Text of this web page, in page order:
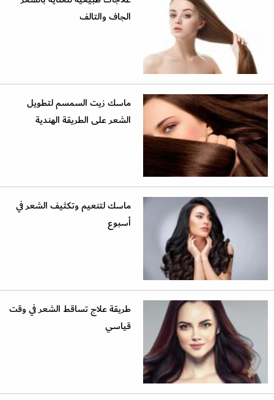
الجاف والتالف
ماسك زيت السمسم لتطويل
الشعر على الطريقة الهندية
ماسك لتنعيم وتكثيف الشعر في
أسبوع
طريقة علاج تساقط الشعر في وقت
قياسي